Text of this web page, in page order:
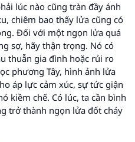
lúc nào cũng tràn đầy ánh
chiêm bao thấy lửa cũng có
Đối với một ngọn lửa quá
sợ, hãy thận trọng. Nó có
thuẫn gia đình hoặc rủi ro
phương Tây, hình ảnh lửa
áp lực cảm xúc, sự tức giận
kiềm chế. Có lúc, ta cần bình
trở thành ngọn lửa đốt cháy